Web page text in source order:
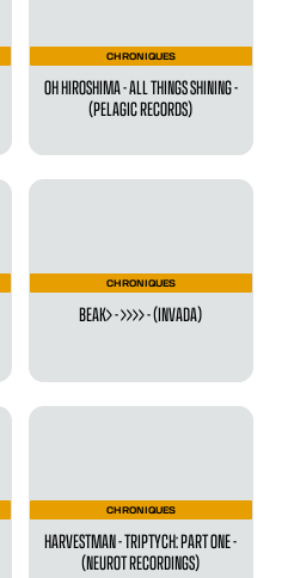
CHRONIQUES
OH HIROSHIMA - ALL THINGS SHINING -
(PELAGIC RECORDS)
CHRONIQUES
BEAK> - >>>> - (INVADA)
CHRONIQUES
HARVESTMAN - TRIPTYCH: PART ONE -
(NEUROT RECORDINGS)